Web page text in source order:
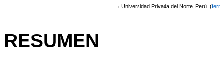
1 Universidad Privada del Norte, Perú. (
RESUMEN